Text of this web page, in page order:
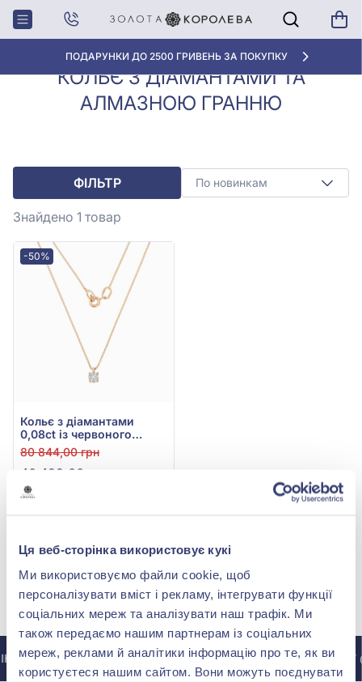
Ця веб-сторінка використовує кукі
Ми використовуємо файли cookie, щоб
персоналізувати вміст і рекламу, інтегрувати функції
соціальних мереж та аналізувати наш трафік. Ми
також передаємо нашим партнерам із соціальних
мереж, реклами й аналітики інформацію про те, як ви
користуєтеся нашим сайтом. Вони можуть поєднувати
ПОДАРУНКИ ДО 2500 ГРИВЕНЬ ЗА ПОКУПКУ
Головна
Колье з
діамантами
Кольє з діамантами та алмазною
гранню
КОЛЬЄ З ДІАМАНТАМИ ТА
АЛМАЗНОЮ ГРАННЮ
ФІЛЬТР По новинкам
Знайдено 1 товар
-50%
Кольє з діамантами
0,08ct із червоного
золота 585°, арт. 704-083
80 844,00 грн
40 422,00 грн
(арт. 704-083)
МИ У INSTAGRAM
@ZOLOTAKOROLEVA ДО ІНСТАГРАМУ